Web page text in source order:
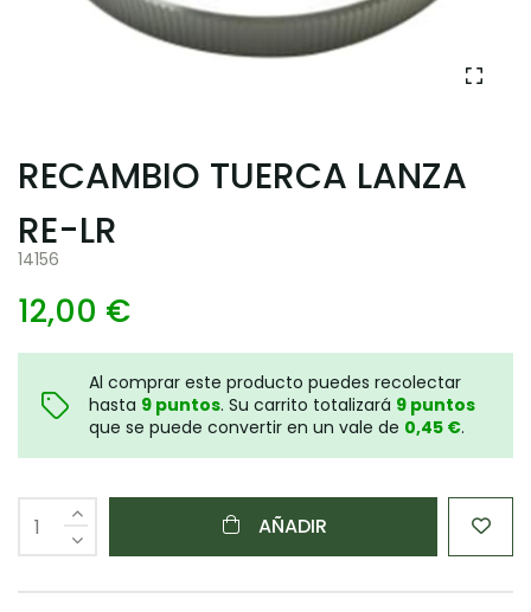
RECAMBIO TUERCA LANZA
RE-LR
14156
12,00 €
Al comprar este producto puedes recolectar
hasta 9 puntos. Su carrito totalizará 9 puntos
que se puede convertir en un vale de 0,45 €.
AÑADIR